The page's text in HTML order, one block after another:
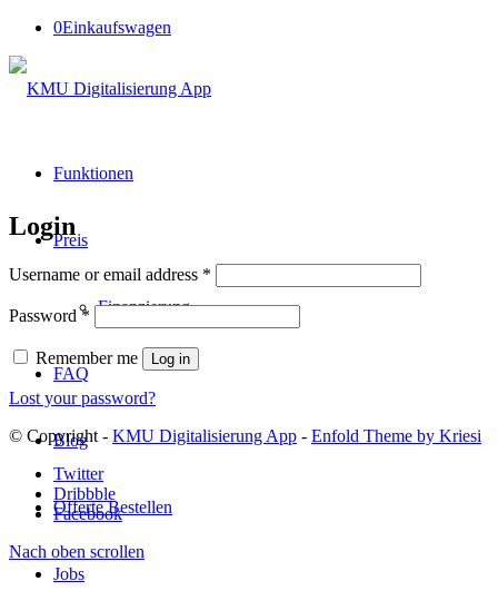
0Einkaufswagen
Funktionen
Preis
Finanzierung
FAQ
Blog
Offerte Bestellen
Jobs
Login
Username or email address *
Password*
Remember me Log in
Lost your password?
© Copyright - KMU Digitalisierung App - Enfold Theme by Kriesi
Twitter
Dribbble
Facebook
Nach oben scrollen